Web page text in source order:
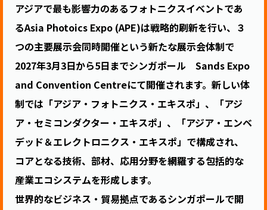
アジアで最も影響力のあるフォトニクスイベントであ
るAsia Photoics Expo (APE)は戦略的刷新を行い、３
つの主要展示会同時開催という新たな展示会体制で
2027年3月3日から5日までシンガポール Sands Expo
and Convention Centreにて開催されます。新しい体
制では「アジア・フォトニクス・エキスポ」、「アジ
ア・セミコンダクター・エキスポ」、「アジア・エンベ
デッド＆エレクトロニクス・エキスポ」で構成され、
コアとなる技術、部材、応用分野を網羅する包括的な
産業エコシステムを形成します。
世界的なビジネス・貿易拠点であるシンガポールで開